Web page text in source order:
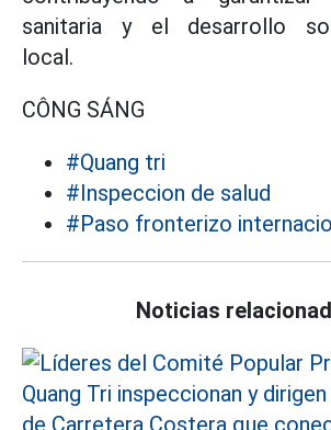
sanitaria y el desarrollo
local.
CÔNG SÁNG
#Quang tri
#Inspeccion de salud
#Paso fronterizo
Noticias